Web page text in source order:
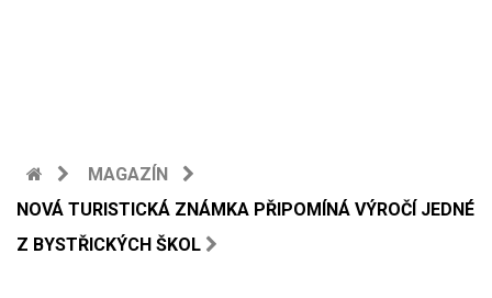
MAGAZÍN
NOVÁ TURISTICKÁ ZNÁMKA PŘIPOMÍNÁ VÝROČÍ JEDNÉ
Z BYSTŘICKÝCH ŠKOL